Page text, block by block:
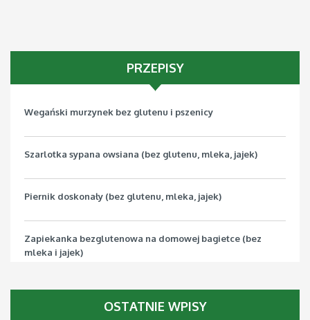
PRZEPISY
Wegański murzynek bez glutenu i pszenicy
Szarlotka sypana owsiana (bez glutenu, mleka, jajek)
Piernik doskonały (bez glutenu, mleka, jajek)
Zapiekanka bezglutenowa na domowej bagietce (bez
mleka i jajek)
OSTATNIE WPISY